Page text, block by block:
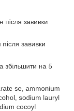
завивки
завивки
збільшити на 5
se, ammonium
sodium lauryl
cocoyl